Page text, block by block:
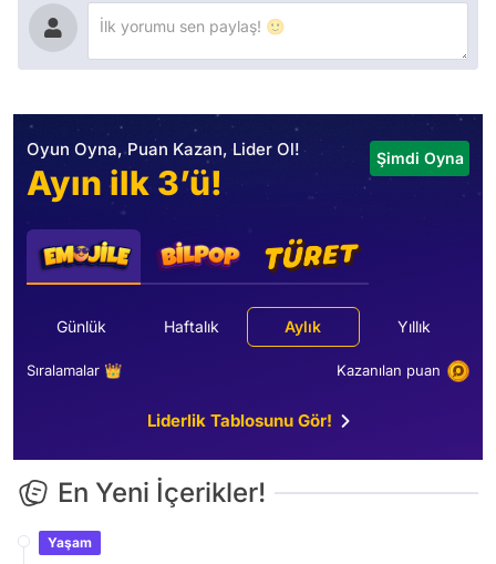
Oyun Oyna, Puan Kazan, Lider Ol!
Ayın ilk 3’ü!
Şimdi Oyna
Günlük Haftalık Aylık Yıllık
Sıralamalar 👑 Kazanılan puan
Liderlik Tablosunu Gör!
En Yeni İçerikler!
Yaşam